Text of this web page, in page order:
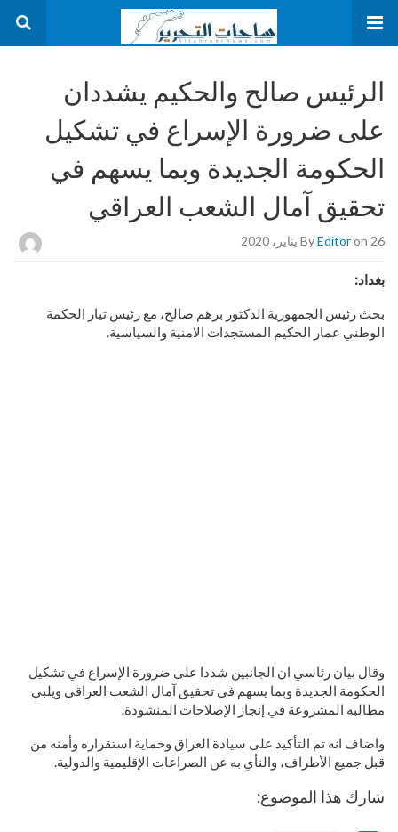
الرئيس صالح والحكيم يشددان
على ضرورة الإسراع في تشكيل
الحكومة الجديدة وبما يسهم في
تحقيق آمال الشعب العراقي
ByEditoron 26 يناير، 2020
بغداد:
بحث رئيس الجمهورية الدكتور برهم صالح، مع رئيس تيار الحكمة
الوطني عمار الحكيم المستجدات الامنية والسياسية.
وقال بيان رئاسي ان الجانبين شددا على ضرورة الإسراع في تشكيل
الحكومة الجديدة وبما يسهم في تحقيق آمال الشعب العراقي ويلبي
مطالبه المشروعة في إنجاز الإصلاحات المنشودة.
واضاف انه تم التأكيد على سيادة العراق وحماية استقراره وأمنه من
قبل جميع الأطراف، والنأي به عن الصراعات الإقليمية والدولية.
شارك هذا الموضوع: